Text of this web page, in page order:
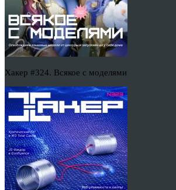
Хакер #324. Всякое с моделями